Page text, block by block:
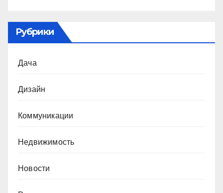
Рубрики
Дача
Дизайн
Коммуникации
Недвижимость
Новости